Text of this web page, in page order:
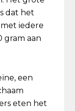
dat het
iedere
gram aan
een
eten het